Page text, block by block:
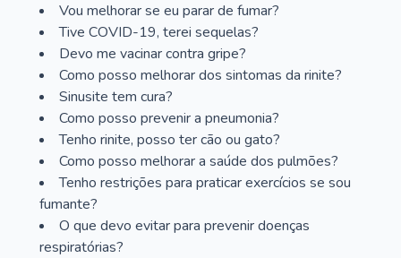
Vou melhorar se eu parar de fumar?
Tive COVID-19, terei sequelas?
Devo me vacinar contra gripe?
Como posso melhorar dos sintomas da rinite?
Sinusite tem cura?
Como posso prevenir a pneumonia?
Tenho rinite, posso ter cão ou gato?
Como posso melhorar a saúde dos pulmões?
Tenho restrições para praticar exercícios se sou
fumante?
O que devo evitar para prevenir doenças
respiratórias?